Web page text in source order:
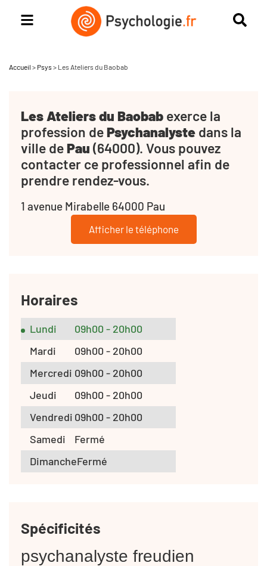
Accueil > Psys > Les Ateliers du Baobab
Les Ateliers du Baobab exerce la
profession dePsychanalyste dans la
ville dePau (64000). Vous pouvez
contacter ce professionnel afin de
prendre rendez-vous.
1 avenue Mirabelle 64000 Pau
Afficher le téléphone
Horaires
Lundi
09h00 - 20h00
Mardi
09h00 - 20h00
Mercredi 09h00 - 20h00
Jeudi
09h00 - 20h00
Vendredi 09h00 - 20h00
Samedi
Fermé
DimancheFermé
Spécificités
psychanalyste freudien